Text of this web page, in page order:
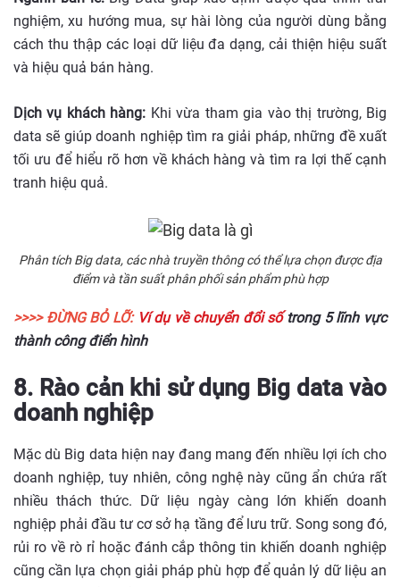
nghiệm, xu hướng mua, sự hài lòng của người dùng bằng
cách thu thập các loại dữ liệu đa dạng, cải thiện hiệu suất
và hiệu quả bán hàng.
Dịch vụ khách hàng: Khi vừa tham gia vào thị trường, Big
data sẽ giúp doanh nghiệp tìm ra giải pháp, những đề xuất
tối ưu để hiểu rõ hơn về khách hàng và tìm ra lợi thế cạnh
tranh hiệu quả.
Phân tích Big data, các nhà truyền thông có thể lựa chọn được địa
điểm và tần suất phân phối sản phẩm phù hợp
>>>> ĐỪNG BỎ LỠ: Ví dụ về chuyển đổi sốtrong 5 lĩnh vực
thành công điển hình
8. Rào cản khi sử dụng Big data vào
doanh nghiệp
Mặc dù Big data hiện nay đang mang đến nhiều lợi ích cho
doanh nghiệp, tuy nhiên, công nghệ này cũng ẩn chứa rất
nhiều thách thức. Dữ liệu ngày càng lớn khiến doanh
nghiệp phải đầu tư cơ sở hạ tầng để lưu trữ. Song song đó,
rủi ro về rò rỉ hoặc đánh cắp thông tin khiến doanh nghiệp
cũng cần lựa chọn giải pháp phù hợp để quản lý dữ liệu an